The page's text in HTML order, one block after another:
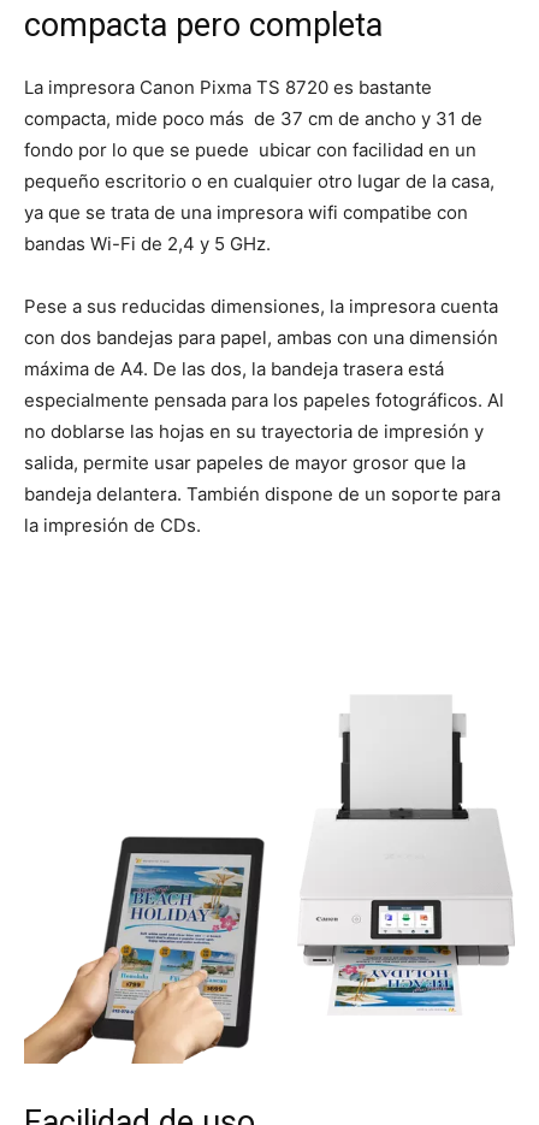
compacta pero completa
La impresora Canon Pixma TS 8720 es bastante
compacta, mide poco más de 37 cm de ancho y 31 de
fondo por lo que se puede ubicar con facilidad en un
pequeño escritorio o en cualquier otro lugar de la casa,
ya que se trata de una impresora wifi compatibe con
bandas Wi-Fi de 2,4 y 5 GHz.
Pese a sus reducidas dimensiones, la impresora cuenta
con dos bandejas para papel, ambas con una dimensión
máxima de A4. De las dos, la bandeja trasera está
especialmente pensada para los papeles fotográficos. Al
no doblarse las hojas en su trayectoria de impresión y
salida, permite usar papeles de mayor grosor que la
bandeja delantera. También dispone de un soporte para
la impresión de CDs.